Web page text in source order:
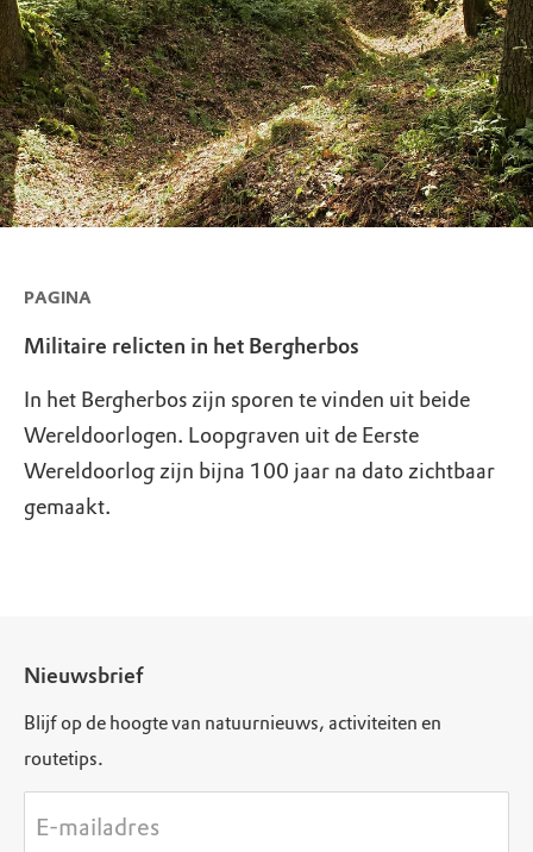
PAGINA
Militaire relicten in het Bergherbos
In het Bergherbos zijn sporen te vinden uit beide
Wereldoorlogen. Loopgraven uit de Eerste
Wereldoorlog zijn bijna 100 jaar na dato zichtbaar
gemaakt.
Nieuwsbrief
Blijf op de hoogte van natuurnieuws, activiteiten en
routetips.
E-mailadres